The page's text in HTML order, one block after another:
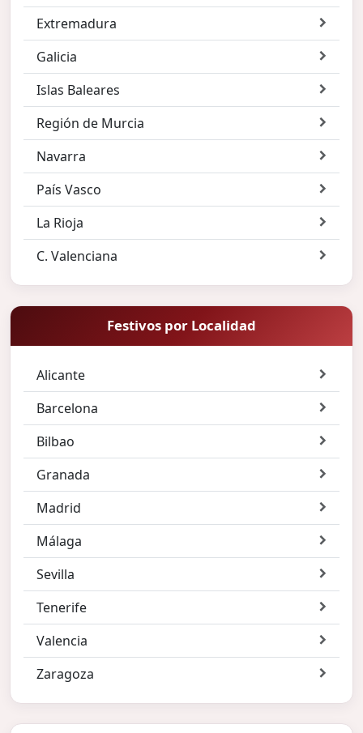
Extremadura
Galicia
Islas Baleares
Región de Murcia
Navarra
País Vasco
La Rioja
C. Valenciana
Festivos por Localidad
Alicante
Barcelona
Bilbao
Granada
Madrid
Málaga
Sevilla
Tenerife
Valencia
Zaragoza